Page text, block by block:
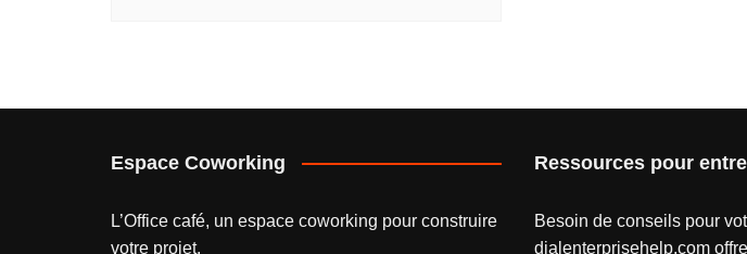
Espace Coworking
L’Office café, un espace coworking pour construire
votre projet.
Ressources pour
Besoin de conseils pour
dialenterprisehelp.com